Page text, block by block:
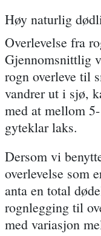
Høy naturlig
Overlevelse fra
Gjennomsnittlig
rogn overleve til
vandrer ut i sjø,
med at mellom
gyteklar laks.
Dersom vi
overlevelse som
anta en total
rognlegging til
med variasjon